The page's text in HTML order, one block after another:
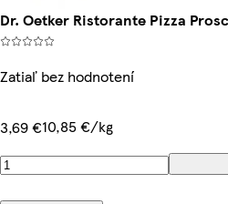
Dr. Oetker Ristorante Pizza
Zatiaľ bez hodnotení
3,69 €10,85 €/kg